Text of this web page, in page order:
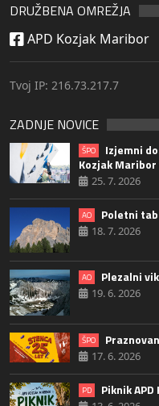
DRUŽBENA OMREŽJA
APD Kozjak Maribor
Tvoj IP: 216.73.217.7
ZADNJE NOVICE
ŠPO
Izjemni
Kozjak
25. 7. 2026
AO Poletni
18. 7. 2026
AO Plezalni
19. 6. 2026
ŠPO
17. 6. 2026
PD Piknik